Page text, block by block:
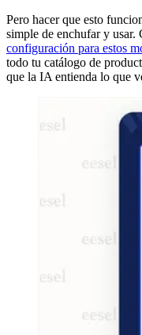
Pero hacer que esto
simple de enchufar y usar.
configuración para estos
todo tu catálogo de
que la IA entienda lo que